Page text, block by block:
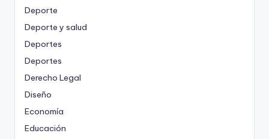
Deporte
Deporte y salud
Deportes
Deportes
Derecho Legal
Diseño
Economía
Educación